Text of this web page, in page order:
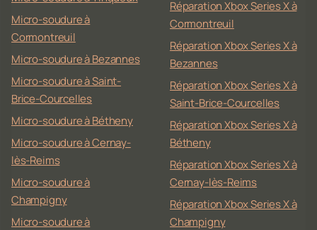
Micro-soudure à
Cormontreuil
Micro-soudure à Bezannes
Micro-soudure à Saint-
Brice-Courcelles
Micro-soudure à Bétheny
Micro-soudure à Cernay-
lès-Reims
Micro-soudure à
Champigny
Micro-soudure à
Réparation Xbox Series X à
Cormontreuil
Réparation Xbox Series X à
Bezannes
Réparation Xbox Series X à
Saint-Brice-Courcelles
Réparation Xbox Series X à
Bétheny
Réparation Xbox Series X à
Cernay-lès-Reims
Réparation Xbox Series X à
Champigny